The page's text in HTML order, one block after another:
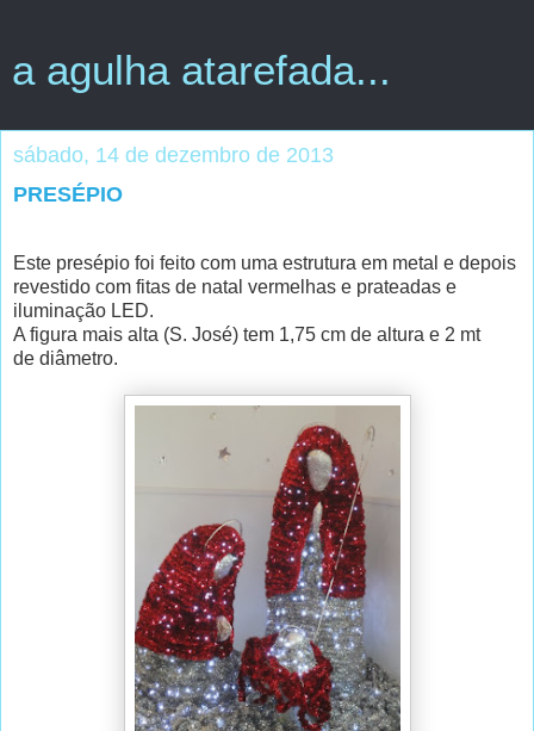
a agulha atarefada...
sábado, 14 de dezembro de 2013
PRESÉPIO
Este presépio foi feito com uma estrutura em metal e depois
revestido com fitas de natal vermelhas e prateadas e
iluminação LED.
A figura mais alta (S. José) tem 1,75 cm de altura e 2 mt
de diâmetro.